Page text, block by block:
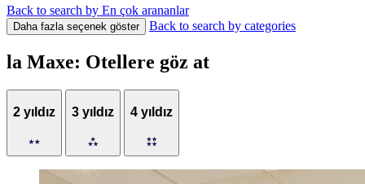
Back to search by En çok arananlar
Daha fazla seçenek göster Back to search by categories
la Maxe: Otellere göz at
2 yıldız 3 yıldız 4 yıldız